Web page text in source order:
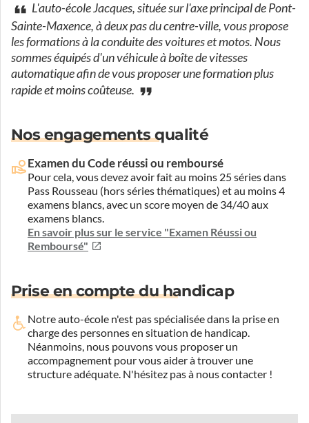
L'auto-école Jacques, située sur l'axe principal de Pont-
Sainte-Maxence, à deux pas du centre-ville, vous propose
les formations à la conduite des voitures et motos. Nous
sommes équipés d'un véhicule à boîte de vitesses
automatique afin de vous proposer une formation plus
rapide et moins coûteuse.
Nos engagements qualité
Examen du Code réussi ou remboursé
Pour cela, vous devez avoir fait au moins 25 séries dans
Pass Rousseau (hors séries thématiques) et au moins 4
examens blancs, avec un score moyen de 34/40 aux
examens blancs.
En savoir plus sur le service "Examen Réussi ou
Remboursé"
Prise en compte du handicap
Notre auto-école n'est pas spécialisée dans la prise en
charge des personnes en situation de handicap.
Néanmoins, nous pouvons vous proposer un
accompagnement pour vous aider à trouver une
structure adéquate. N'hésitez pas à nous contacter !